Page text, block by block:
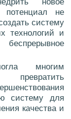
потенциал не
систему
технологий и
многим
превратить
систему для
качества и